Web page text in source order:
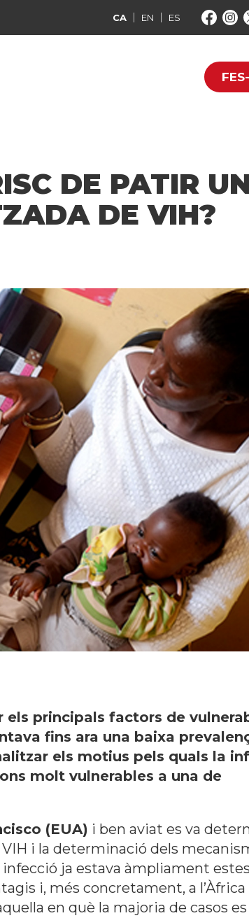
CA EN ES
DE PATIR
DE VIH?
principals factors de
fins ara una baixa
els motius pels quals la
molt vulnerables a una de
(EUA) i ben aviat es va
i la determinació dels
ja estava àmpliament
i, més concretament, a l’Àfrica
en què la majoria de casos